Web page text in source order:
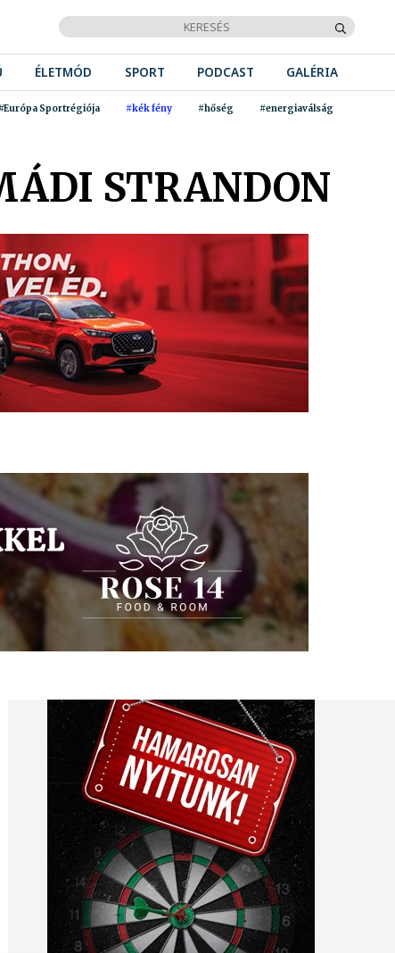
ÉLETMÓD SPORT PODCAST GALÉRIA
Sportrégiója #kék fény #hőség #energiaválság
STRANDON